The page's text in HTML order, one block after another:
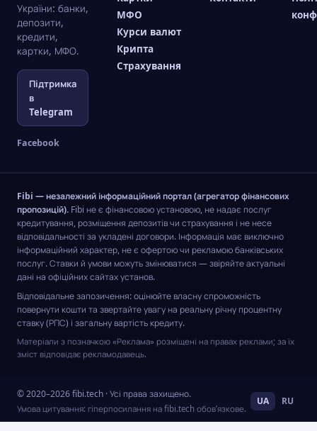
розраховувати
страхову
страхового
купленому
Адже
на якій
через
пошкодження
не
можна
навіть
страховку,
а
сьогодні
все
розуміють,
наскільки
це
для
та
власного
фінансового
благополуччя.
послуга
тільки
набирає
популярність,
і при
страховка,
і від
яких
проблем
вона
може
захистити.
України: банки,
депозити,
кредити,
картки, МФО.
Підтримка
в
Telegram
Facebook
МФО
Курси валют
Крипта
Страхування
Fibi — незалежний інформаційний портал (агрегатор фінансових
пропозицій). Fibi не є фінансовою установою, не надає послуг
кредитування, розміщення депозитів чи страхування і не несе
відповідальності за укладені договори. Інформація має виключно
інформаційний характер, не є офертою чи рекламою банківських
послуг. Ставки й умови можуть змінюватися — звіряйте актуальні
дані на офіційних сайтах установ.
Відповідальне запозичення: оцінюйте власну спроможність
повернути кошти та звертайте увагу на реальну річну процентну
ставку (РПС) і загальну вартість кредиту.
Матеріали з позначкою «Реклама» розміщені на правах реклами; за їх
зміст відповідає рекламодавець.
© 2020–2026 fibi.tech · Усі права захищено.
Умова цитування: гіперпосилання на fibi.tech обов’язкове.
UA RU